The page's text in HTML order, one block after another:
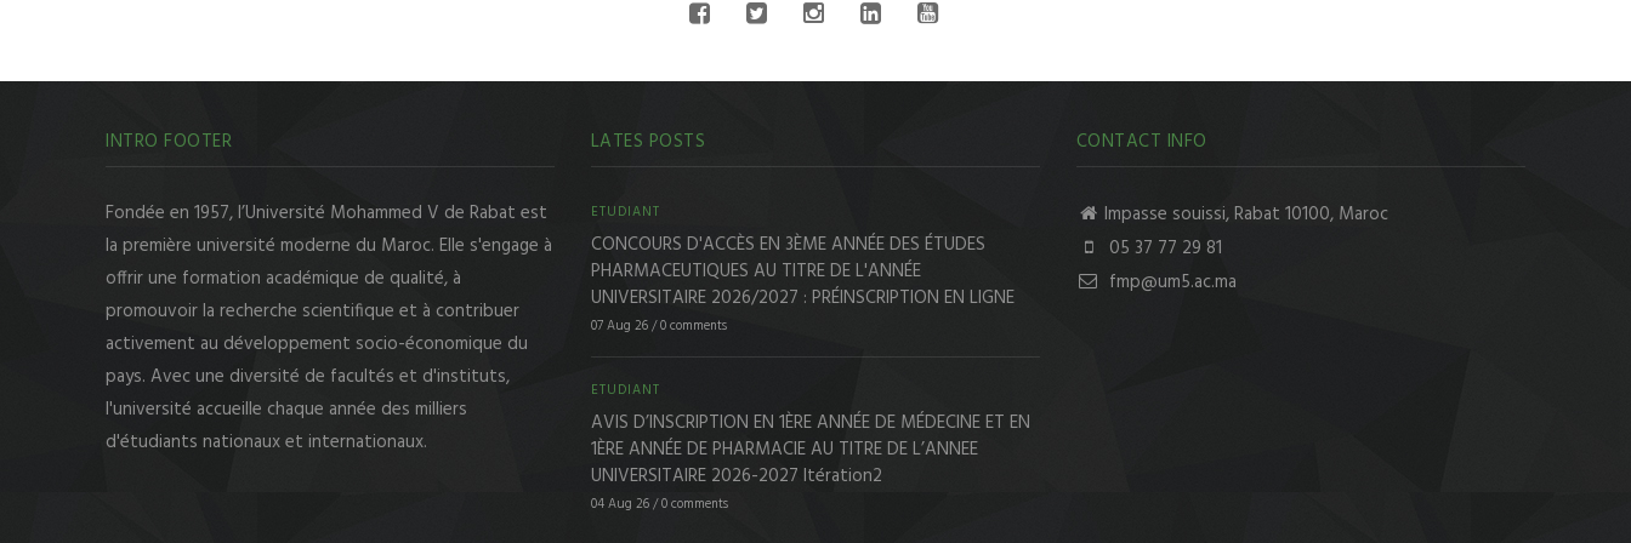
INTRO FOOTER
Fondée en 1957, l’Université Mohammed V de Rabat est
la première université moderne du Maroc. Elle s'engage à
offrir une formation académique de qualité, à
promouvoir la recherche scientifique et à contribuer
activement au développement socio-économique du
pays. Avec une diversité de facultés et d'instituts,
l'université accueille chaque année des milliers
d'étudiants nationaux et internationaux.
LATES POSTS
ETUDIANT
CONCOURS D'ACCÈS EN 3ÈME ANNÉE DES ÉTUDES
PHARMACEUTIQUES AU TITRE DE L'ANNÉE
UNIVERSITAIRE 2026/2027 : PRÉINSCRIPTION EN LIGNE
07 Aug 26/0 comments
ETUDIANT
AVIS D’INSCRIPTION EN 1ÈRE ANNÉE DE MÉDECINE ET EN
1ÈRE ANNÉE DE PHARMACIE AU TITRE DE L’ANNEE
UNIVERSITAIRE 2026-2027 Itération2
04 Aug 26/0 comments
CONTACT INFO
Impasse souissi, Rabat 10100, Maroc
05 37 77 29 81
fmp@um5.ac.ma